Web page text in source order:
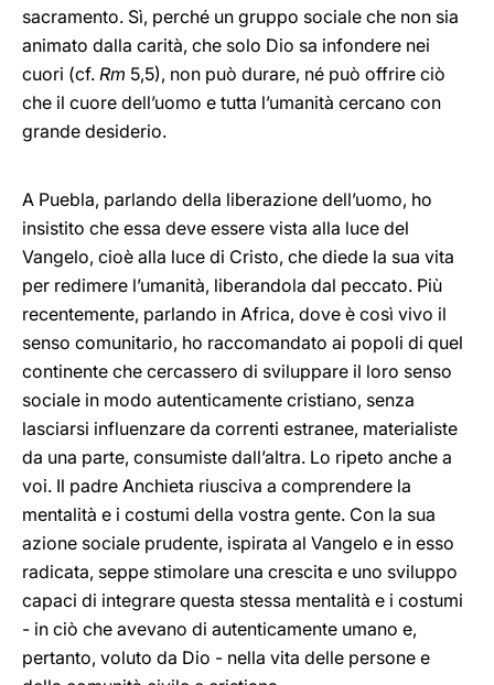
sacramento. Sì, perché un gruppo sociale che non sia
animato dalla carità, che solo Dio sa infondere nei
cuori (cf. Rm 5,5), non può durare, né può offrire ciò
che il cuore dell’uomo e tutta l’umanità cercano con
grande desiderio.
A Puebla, parlando della liberazione dell’uomo, ho
insistito che essa deve essere vista alla luce del
Vangelo, cioè alla luce di Cristo, che diede la sua vita
per redimere l’umanità, liberandola dal peccato. Più
recentemente, parlando in Africa, dove è così vivo il
senso comunitario, ho raccomandato ai popoli di quel
continente che cercassero di sviluppare il loro senso
sociale in modo autenticamente cristiano, senza
lasciarsi influenzare da correnti estranee, materialiste
da una parte, consumiste dall’altra. Lo ripeto anche a
voi. Il padre Anchieta riusciva a comprendere la
mentalità e i costumi della vostra gente. Con la sua
azione sociale prudente, ispirata al Vangelo e in esso
radicata, seppe stimolare una crescita e uno sviluppo
capaci di integrare questa stessa mentalità e i costumi
- in ciò che avevano di autenticamente umano e,
pertanto, voluto da Dio - nella vita delle persone e